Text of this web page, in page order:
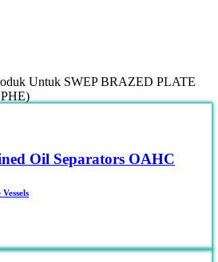
Untuk SWEP BRAZED PLATE
Oil Separators OAHC